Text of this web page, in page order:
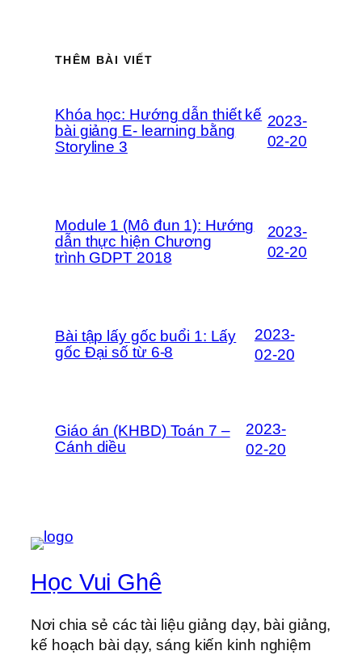
THÊM BÀI VIẾT
Khóa học: Hướng dẫn thiết kế
bài giảng E- learning bằng
Storyline 3
2023-
02-20
Module 1 (Mô đun 1): Hướng
dẫn thực hiện Chương
trình GDPT 2018
2023-
02-20
Bài tập lấy gốc buổi 1: Lấy
gốc Đại số từ 6-8
2023-
02-20
Giáo án (KHBD) Toán 7 –
Cánh diều
2023-
02-20
Học Vui Ghê
Nơi chia sẻ các tài liệu giảng dạy, bài giảng,
kế hoạch bài dạy, sáng kiến kinh nghiệm